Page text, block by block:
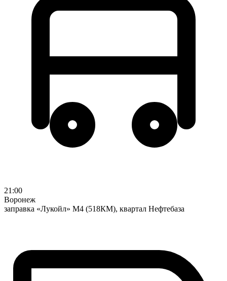
21:00
Воронеж
заправка «Лукойл» М4 (518КМ), квартал Нефтебаза